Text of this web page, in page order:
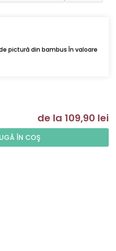
pictură din bambus În valoare
de la 109,90 lei
ÎN COŞ